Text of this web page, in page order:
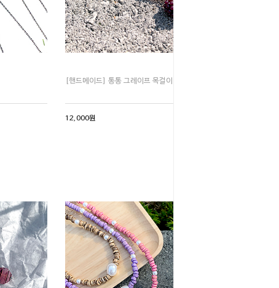
[핸드메이드] 통통 그레이프 목걸이
12,000원